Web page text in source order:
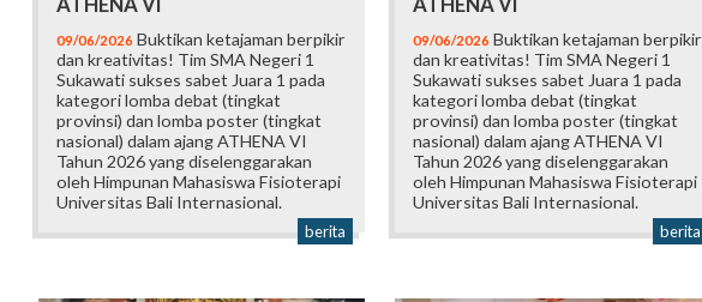
09/06/2026 Buktikan ketajaman berpikir
dan kreativitas! Tim SMA Negeri 1
Sukawati sukses sabet Juara 1 pada
kategori lomba debat (tingkat
provinsi) dan lomba poster (tingkat
nasional) dalam ajang ATHENA VI
Tahun 2026 yang diselenggarakan
oleh Himpunan Mahasiswa Fisioterapi
Universitas Bali Internasional.
berita
09/06/2026 Buktikan ketajaman berpikir
dan kreativitas! Tim SMA Negeri 1
Sukawati sukses sabet Juara 1 pada
kategori lomba debat (tingkat
provinsi) dan lomba poster (tingkat
nasional) dalam ajang ATHENA VI
Tahun 2026 yang diselenggarakan
oleh Himpunan Mahasiswa Fisioterapi
Universitas Bali Internasional.
berita